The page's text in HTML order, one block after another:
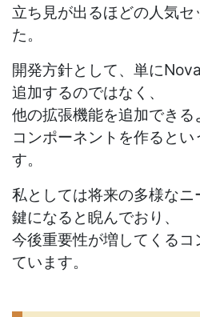
立ち見が出るほどの人気セ
た。
開発方針として、単に
追加するのではなく、
他の拡張機能を追加でき
コンポーネントを作ると
す。
私としては将来の多様な
鍵になると睨んでおり、
今後重要性が増してくるコ
ています。